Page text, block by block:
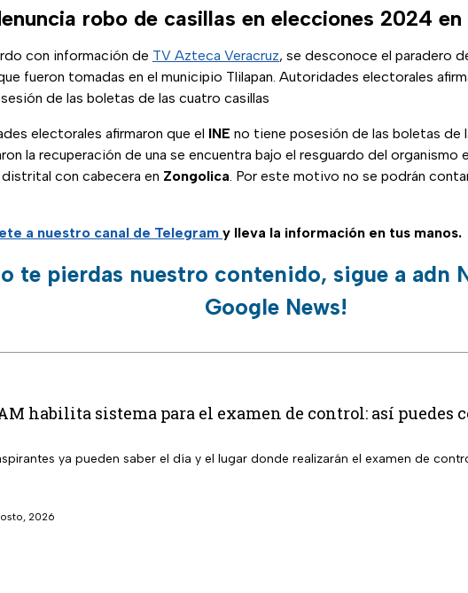
robo de casillas en elecciones 2024 en
con información de TV Azteca Veracruz, se desconoce el paradero
fueron tomadas en el municipio Tlilapan. Autoridades electorales
de las boletas de las cuatro casillas
electorales afirmaron que el INE no tiene posesión de las boletas de
la recuperación de una se encuentra bajo el resguardo del organismo
con cabecera en Zongolica. Por este motivo no se podrán
a nuestro canal de Telegram y lleva la información en tus manos.
te pierdas nuestro contenido, sigue a adn
Google News!
habilita sistema para el examen de control: así puedes
ya pueden saber el día y el lugar donde realizarán el examen de
2026